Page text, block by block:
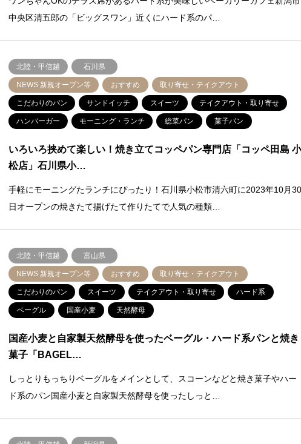
中央区清五郎の「ビッグスワン」近くにハード系のパ…
北陸・甲信越 石川県
NEWS 新規オープン等 おすすめ 取り寄せ・テイクアウト
こだわりのパン サンドイッチ スイーツ テイクアウト・取り寄せ
ハンバーガー モーニング・ランチ 総菜パン 菓子パン
いろいろ挟めて楽しい！焼き立てコッペパン専門店「コッペ田島
松店」石川県小…
手軽にモーニングたランチにぴったり！石川県小松市清六町に2023年10月
日オープンの焼きたて揚げたて作りたてで人気の種類…
北陸・甲信越 富山県
NEWS 新規オープン等 おすすめ 取り寄せ・テイクアウト
こだわりのパン スイーツ テイクアウト・取り寄せ ハード系
ベーグル 国産小麦 天然酵母
国産小麦と自家製天然酵母を使ったベーグル・ハード系パンと焼き
菓子「BAGEL…
しっとりもっちりベーグルをメインとして、スコーンなどと焼き菓子やハー
ド系のパン国産小麦と自家製天然酵母を使ったしっと…